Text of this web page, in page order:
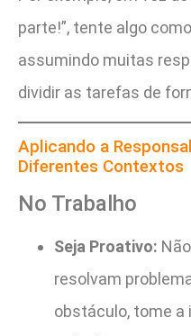
parte!”, tente algo
assumindo muitas
dividir as tarefas de
Aplicando a
Diferentes Contextos
No Trabalho
Seja Proativo:
resolvam
obstáculo, tome a